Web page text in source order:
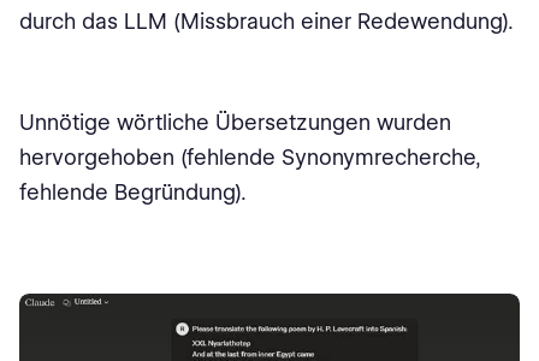
durch das LLM (Missbrauch einer Redewendung).
Unnötige wörtliche Übersetzungen wurden
hervorgehoben (fehlende Synonymrecherche,
fehlende Begründung).